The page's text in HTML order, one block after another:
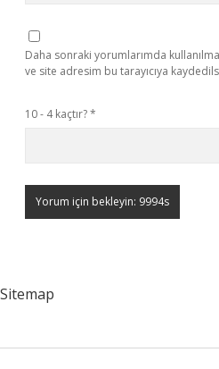
Daha sonraki yorumlarımda
ve site adresim bu tarayıcıya
10 - 4 kaçtır?*
Sitemap